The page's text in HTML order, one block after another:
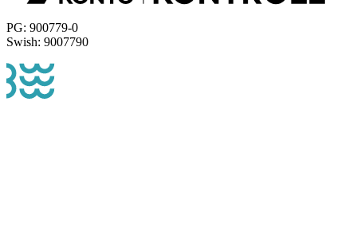
PG: 900779-0
Swish: 9007790